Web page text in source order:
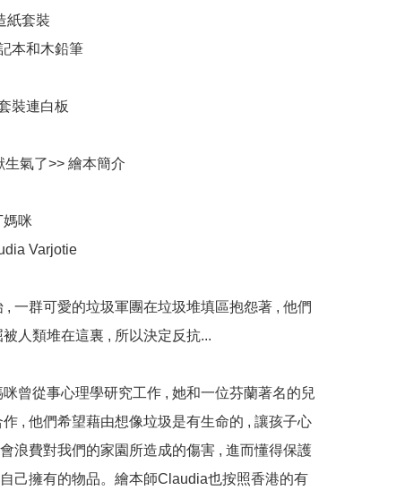
紙套裝
本和木鉛筆
裝連白板
生氣了>> 繪本簡介
媽咪
Varjotie
, 一群可愛的垃圾軍團在垃圾堆填區抱怨著 , 他們
人類堆在這裏 , 所以決定反抗...
曾從事心理學研究工作 , 她和一位芬蘭著名的兒
, 他們希望藉由想像垃圾是有生命的 , 讓孩子心
浪費對我們的家園所造成的傷害 , 進而懂得保護
己擁有的物品。繪本師Claudia也按照香港的有